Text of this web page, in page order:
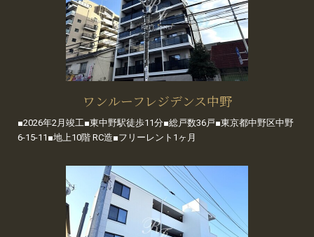
ワンルーフレジデンス中野
■2026年2月竣工■東中野駅徒歩11分■総戸数36戸■東京都中野区中野
6-15-11■地上10階 RC造■フリーレント1ヶ月